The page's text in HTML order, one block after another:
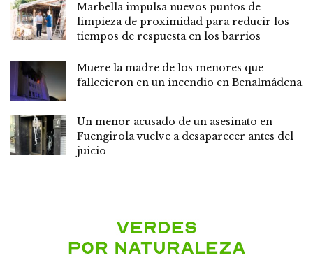
Marbella impulsa nuevos puntos de
limpieza de proximidad para reducir los
tiempos de respuesta en los barrios
Muere la madre de los menores que
fallecieron en un incendio en Benalmádena
Un menor acusado de un asesinato en
Fuengirola vuelve a desaparecer antes del
juicio